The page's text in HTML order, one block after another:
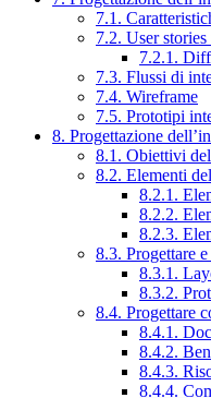
7.1.
7.2. User
7.2.1.
7.3. Flussi di
7.4. Wireframe
7.5. Prototipi
8. Progettazione
8.1. Obiettivi
8.2. Elementi
8.2.1.
8.2.2.
8.2.3.
8.3. Progettare
8.3.1.
8.3.2.
8.4. Progettare
8.4.1.
8.4.2.
8.4.3.
8.4.4.